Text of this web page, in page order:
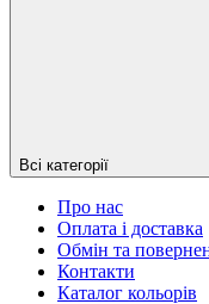
Всі категорії
Про нас
Оплата і доставка
Обмін та
Контакти
Каталог кольорів